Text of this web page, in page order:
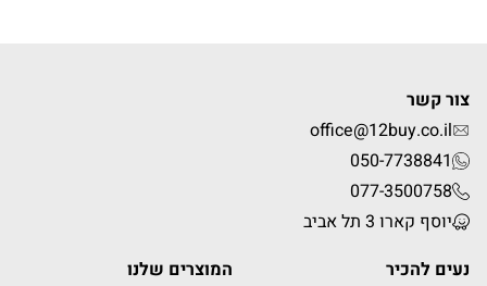
צור קשר
office@12buy.co.il
050-7738841
077-3500758
יוסף קארו 3 תל אביב
נעים להכיר
המוצרים שלנו